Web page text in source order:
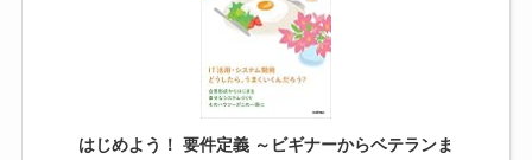
はじめよう！ 要件定義 ～ビギナーからベテランま